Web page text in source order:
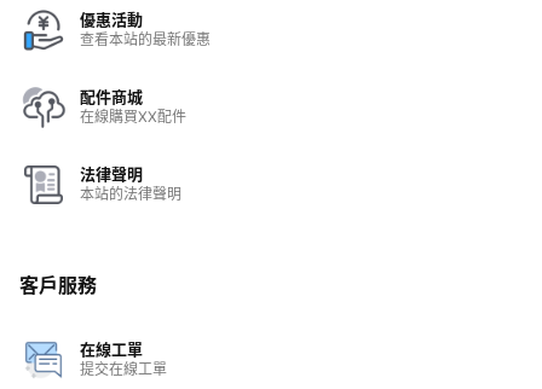
優惠活動
查看本站的最新優惠
配件商城
在線購買XX配件
法律聲明
本站的法律聲明
客戶服務
在線工單
提交在線工單